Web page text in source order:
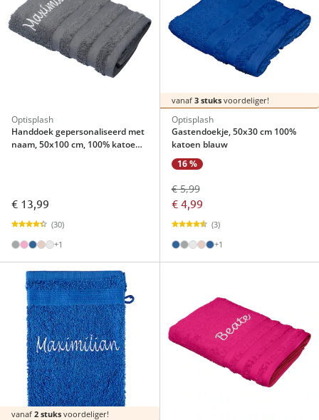
Optisplash
Handdoek gepersonaliseerd met
naam, 50x100 cm, 100% katoen
€ 13,99
(30)
+1
vanaf 3 stuksvoordeliger!
Optisplash
Gastendoekje, 50x30 cm 100%
katoen blauw
16 %
€ 5,99
€ 4,99
(3)
+1
vanaf 2 stuks voordeliger!